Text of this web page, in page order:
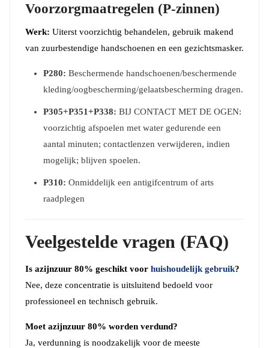
Voorzorgmaatregelen (P-zinnen)
Werk: Uiterst voorzichtig behandelen, gebruik makend
van zuurbestendige handschoenen en een gezichtsmasker.
P280: Beschermende handschoenen/beschermende
kleding/oogbescherming/gelaatsbescherming dragen.
P305+P351+P338: BIJ CONTACT MET DE OGEN:
voorzichtig afspoelen met water gedurende een
aantal minuten; contactlenzen verwijderen, indien
mogelijk; blijven spoelen.
P310: Onmiddelijk een antigifcentrum of arts
raadplegen
Veelgestelde vragen (FAQ)
Is azijnzuur 80% geschikt voor huishoudelijk gebruik?
Nee, deze concentratie is uitsluitend bedoeld voor
professioneel en technisch gebruik.
Moet azijnzuur 80% worden verdund?
Ja, verdunning is noodzakelijk voor de meeste